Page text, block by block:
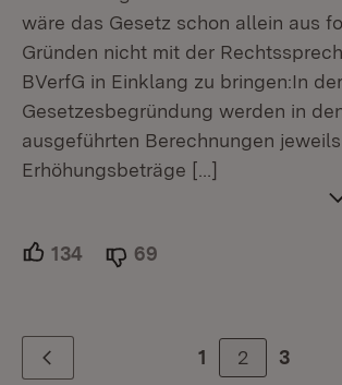
wäre das Gesetz schon allein aus
Gründen nicht mit der
BVerfG in Einklang zu bringen:In der
Gesetzesbegründung werden in
ausgeführten Berechnungen jeweils
Erhöhungsbeträge […]
134 Unterstützer.
69
Zurück 1 2 3